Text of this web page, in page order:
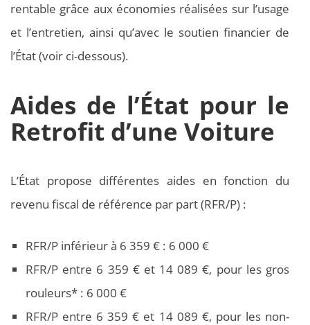
rentable grâce aux économies réalisées sur l’usage
et l’entretien, ainsi qu’avec le soutien financier de
l’État (voir ci-dessous).
Aides de l’État pour le
Retrofit d’une Voiture
L’État propose différentes aides en fonction du
revenu fiscal de référence par part (RFR/P) :
RFR/P inférieur à 6 359 € : 6 000 €
RFR/P entre 6 359 € et 14 089 €, pour les gros
rouleurs* : 6 000 €
RFR/P entre 6 359 € et 14 089 €, pour les non-